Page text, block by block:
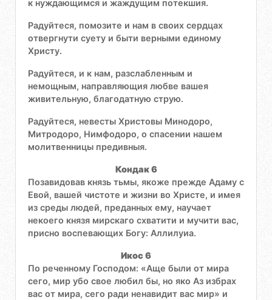
к нуждающимся и жаждущим потекшия.
Радуйтеся, помозите и нам в своих сердцах
отвергнути суету и быти верными единому
Христу.
Радуйтеся, и к нам, разслабленным и
немощным, направляющия любве вашея
живительную, благодатную струю.
Радуйтеся, невесты Христовы Минодоро,
Митродоро, Нимфодоро, о спасении нашем
молитвенницы предивныя.
Кондак 6
Позавидовав князь тьмы, якоже прежде Адаму с
Евой, вашей чистоте и жизни во Христе, и имея
из среды людей, преданных ему, научает
некоего князя мирскаго схватити и мучити вас,
присно воспевающих Богу: Аллилуиа.
Икос 6
По реченному Господом: «Аще были от мира
сего, мир убо свое любил бы, но яко Аз избрах
вас от мира, сего ради ненавидит вас мир» и